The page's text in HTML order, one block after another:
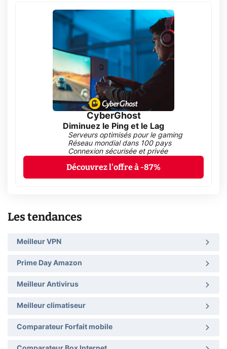
CyberGhost
Diminuez le Ping et le Lag
Serveurs optimisés pour le gaming
Réseau mondial dans 100 pays
Connexion sécurisée et privée
Découvrez l'offre à -87%
Les tendances
Meilleur VPN
Prime Day Amazon
Meilleur Antivirus
Meilleur climatiseur
Comparateur Forfait mobile